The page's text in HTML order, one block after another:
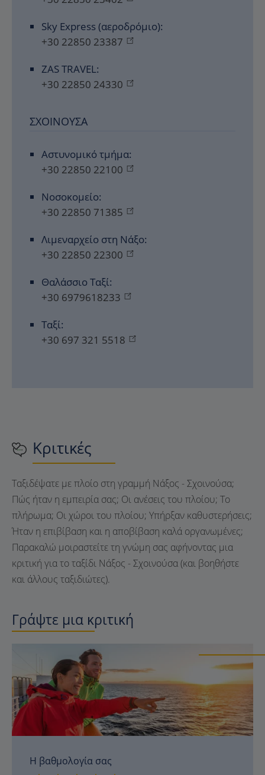
Sky Express (αεροδρόμιο):
+30 22850 23387
ZAS TRAVEL:
+30 22850 24330
ΣΧΟΙΝΟΎΣΑ
Αστυνομικό τμήμα:
+30 22850 22100
Νοσοκομείο:
+30 22850 71385
Λιμεναρχείο στη Νάξο:
+30 22850 22300
Θαλάσσιο Ταξί:
+30 6979618233
Ταξί:
+30 697 321 5518
Κριτικές
Ταξιδέψατε με πλοίο στη γραμμή Νάξος - Σχοινούσα;
Πώς ήταν η εμπειρία σας; Οι ανέσεις του πλοίου; Το
πλήρωμα; Οι χώροι του πλοίου; Υπήρξαν καθυστερήσεις;
Ήταν η επιβίβαση και η αποβίβαση καλά οργανωμένες;
Παρακαλώ μοιραστείτε τη γνώμη σας αφήνοντας μια
κριτική για το ταξίδι Νάξος - Σχοινούσα (και βοηθήστε
και άλλους ταξιδιώτες).
Γράψτε μια κριτική
Η βαθμολογία σας